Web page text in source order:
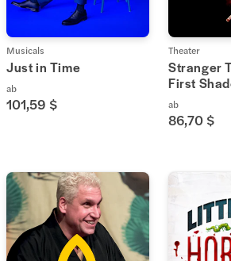
Musicals
Just in Time
ab
101,59 $
Theater
Stranger
First
ab
86,70 $